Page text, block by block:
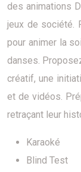
des animations
jeux de société.
pour animer la
danses.
créatif, une
et de vidéos.
retraçant leur
Karaoké
Blind Test